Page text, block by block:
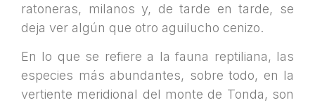
ratoneras, milanos y, de tarde en tarde, se
deja ver algún que otro aguilucho cenizo.
En lo que se refiere a la fauna reptiliana, las
especies más abundantes, sobre todo, en la
vertiente meridional del monte de Tonda, son